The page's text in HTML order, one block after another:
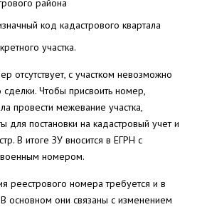
района
код кадастрового квартала
участка.
отсутствует, с участком невозможно
Чтобы присвоить номер,
провести межевание участка,
для постановки на кадастровый учет и
В итоге ЗУ вносится в ЕГРН с
номером.
реестрового номера требуется и в
основном они связаны с изменением